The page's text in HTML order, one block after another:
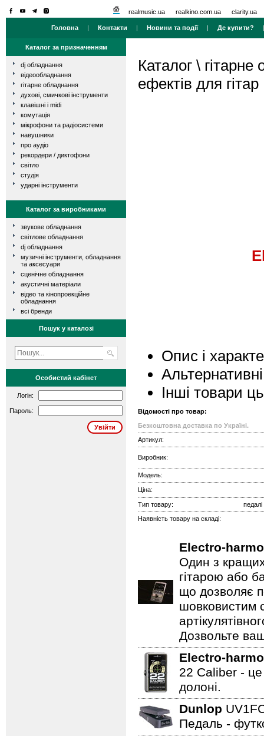
realmusic.ua realkino.com.ua clarity.ua
Головна | Контакти | Новини та події| Де купити?
Каталог за призначенням
dj обладнання
відеообладнання
гітарне обладнання
духові, смичкові інструменти
клавішні і midi
комутація
мікрофони та радіосистеми
навушники
про аудіо
рекордери / диктофони
світло
студія
ударні інструменти
Каталог за виробниками
звукове обладнання
світлове обладнання
dj обладнання
музичні інструменти, обладнання
та аксесуари
сценічне обладнання
акустичні матеріали
відео та кінопроекційне
обладнання
всі бренди
Пошук у каталозі
Особистий кабінет
Логін:
Пароль:
Каталог \ гітарне
ефектів для гітар
Опис і
Інші товари
Відомості про товар:
Безкоштовна доставка по Україні.
Артикул:
Виробник:
Модель:
Ціна:
Тип товару:
педалі
Наявність товару на складі:
Electro-
Один з
гітарою або
що дозволяє
шовковистим
Дозвольте
Electro-
22 Caliber - це
долоні.
Dunlop
Педаль -